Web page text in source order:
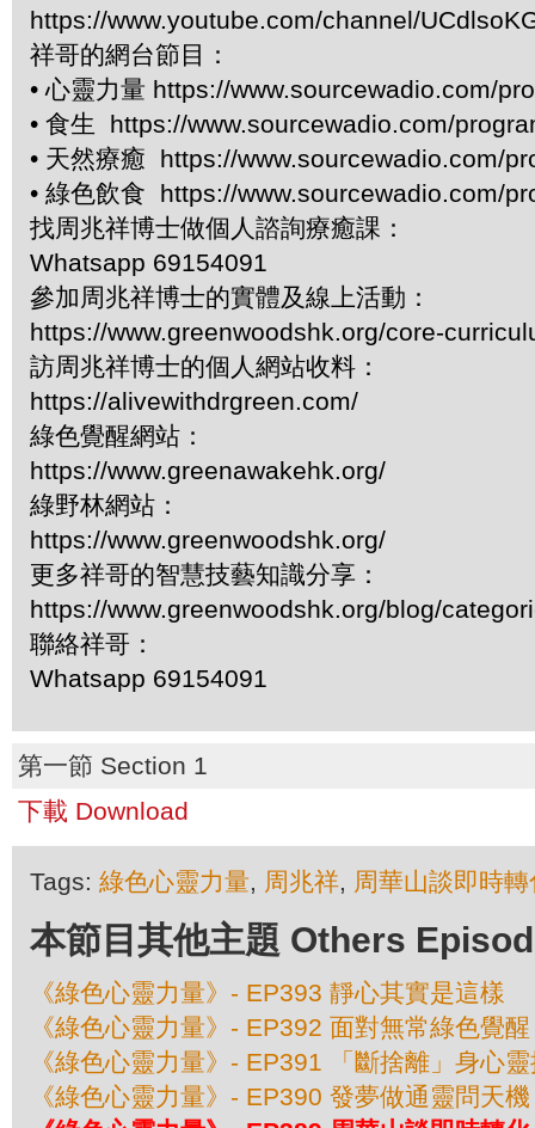
https://www.youtube.com/channel/
祥哥的網台節目：
• 心靈力量 https://www.sourcewadio.com/
• 食生 https://www.sourcewadio.com/
• 天然療癒 https://www.sourcewadio.com/
• 綠色飲食 https://www.sourcewadio.com/
找周兆祥博士做個人諮詢療癒課：
Whatsapp 69154091
參加周兆祥博士的實體及線上活動：
https://www.greenwoodshk.org/core-
訪周兆祥博士的個人網站收料：
https://alivewithdrgreen.com/
綠色覺醒網站：
https://www.greenawakehk.org/
綠野林網站：
https://www.greenwoodshk.org/
更多祥哥的智慧技藝知識分享：
https://www.greenwoodshk.org/blog/
聯絡祥哥：
Whatsapp 69154091
第一節 Section 1
下載 Download
Tags: 綠色心靈力量, 周兆祥, 周華山談即時轉
本節目其他主題 Others
《綠色心靈力量》- EP393 靜心其實是這樣
《綠色心靈力量》- EP392 面對無常綠色覺醒
《綠色心靈力量》- EP391 「斷捨離」身心
《綠色心靈力量》- EP390 發夢做通靈問天機